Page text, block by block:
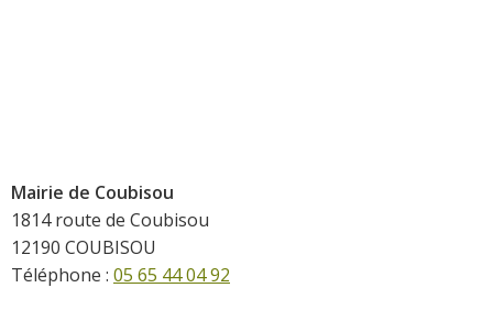
Mairie de Coubisou
1814 route de Coubisou
12190 COUBISOU
Téléphone : 05 65 44 04 92